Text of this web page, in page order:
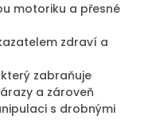
motoriku a přesné
zdraví a
zabraňuje
a zároveň
s drobnými